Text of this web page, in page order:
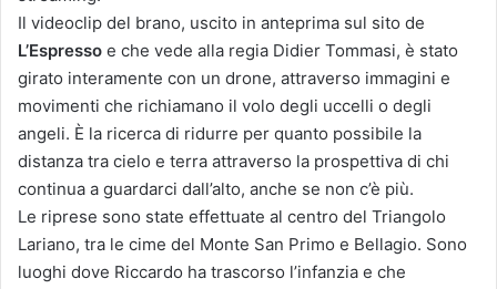
Il videoclip del brano, uscito in anteprima sul sito de
L’Espresso e che vede alla regia Didier Tommasi, è stato
girato interamente con un drone, attraverso immagini e
movimenti che richiamano il volo degli uccelli o degli
angeli. È la ricerca di ridurre per quanto possibile la
distanza tra cielo e terra attraverso la prospettiva di chi
continua a guardarci dall’alto, anche se non c’è più.
Le riprese sono state effettuate al centro del Triangolo
Lariano, tra le cime del Monte San Primo e Bellagio. Sono
luoghi dove Riccardo ha trascorso l’infanzia e che